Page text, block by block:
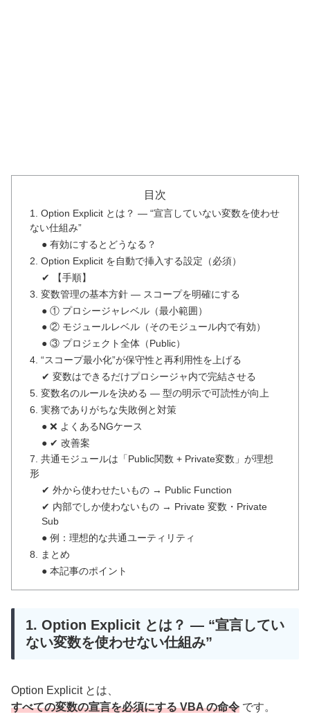
目次
1. Option Explicit とは？ ― “宣言していない変数を使わせ
ない仕組み”
● 有効にするとどうなる？
2. Option Explicit を自動で挿入する設定（必須）
✔ 【手順】
3. 変数管理の基本方針 ― スコープを明確にする
● ① プロシージャレベル（最小範囲）
● ② モジュールレベル（そのモジュール内で有効）
● ③ プロジェクト全体（Public）
4. “スコープ最小化”が保守性と再利用性を上げる
✔ 変数はできるだけプロシージャ内で完結させる
5. 変数名のルールを決める ― 型の明示で可読性が向上
6. 実務でありがちな失敗例と対策
● ❌ よくあるNGケース
● ✔ 改善案
7. 共通モジュールは「Public関数 + Private変数」が理想
形
✔ 外から使わせたいもの → Public Function
✔ 内部でしか使わないもの → Private 変数・Private
Sub
● 例：理想的な共通ユーティリティ
8. まとめ
● 本記事のポイント
1. Option Explicit とは？ ― “宣言してい
ない変数を使わせない仕組み”
Option Explicit とは、
すべての変数の宣言を必須にする VBA の命令 です。